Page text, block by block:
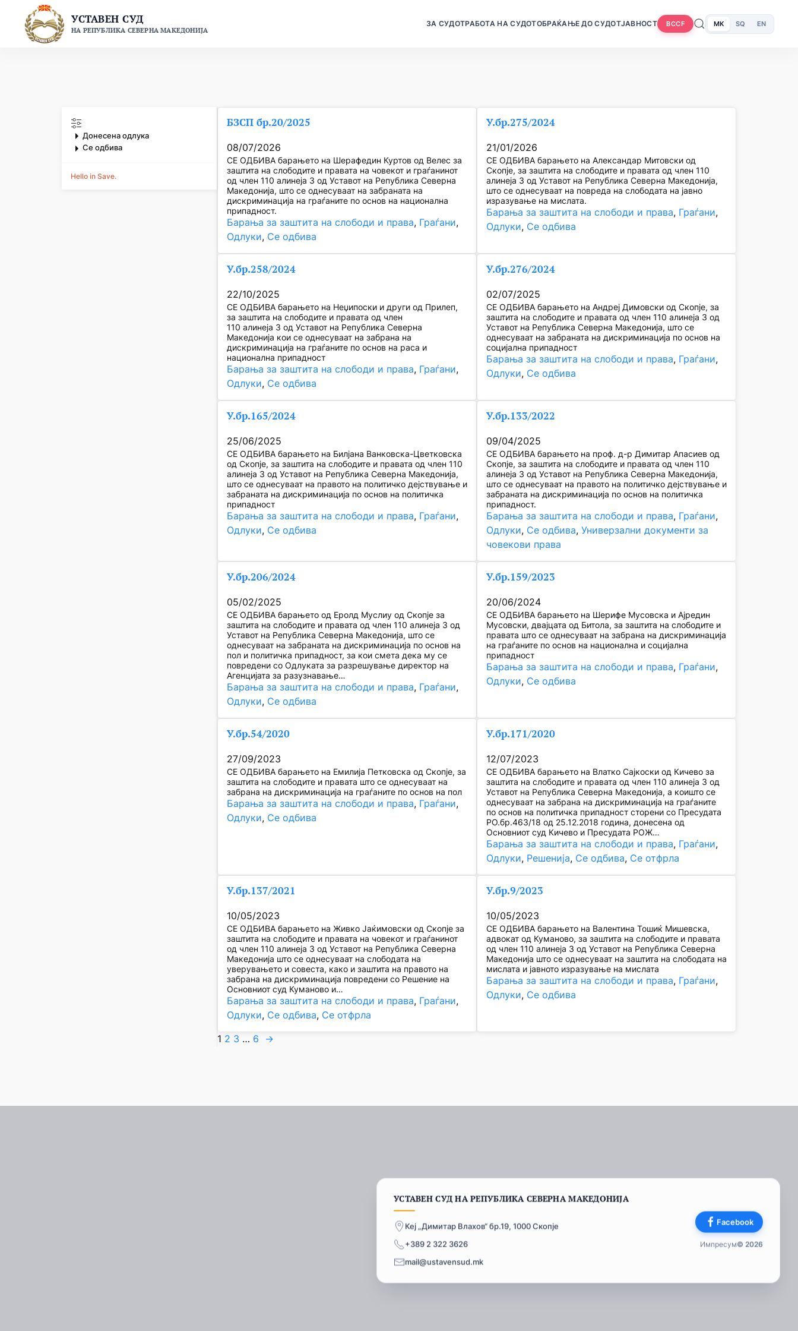
content
УСТАВЕН СУД
НА РЕПУБЛИКА СЕВЕРНА МАКЕДОНИЈА
ЗА СУДОТРАБОТА НА СУДОТОБРАЌАЊЕ ДО СУДОТЈАВНОСТ BCCF MK SQ EN
Донесена одлука
Се одбива
Hello in Save.
БЗСП бр.20/2025
08/07/2026
СЕ ОДБИВА барањето на Шерафедин Куртов од Велес за
заштита на слободите и правата на човекот и граѓанинот
од член 110 алинеја 3 од Уставот на Република Северна
Македонија, што се однесуваат на забраната на
дискриминација на граѓаните по основ на национална
припадност.
Барања за заштита на слободи и права, Граѓани
Одлуки, Се одбива
У.бр.275/2024
21/01/2026
СЕ ОДБИВА барањето на Александар Митовски од
Скопје, за заштита на слободите и правата од член 110
алинеја 3 од Уставот на Република Северна Македонија,
што се однесуваат на повреда на слободата на јавно
изразување на мислата.
Барања за заштита на слободи и права, Граѓани
Одлуки, Се одбива
У.бр.258/2024
22/10/2025
СЕ ОДБИВА барањето на Неџипоски и други од Прилеп,
за заштита на слободите и правата од член
110 алинеја 3 од Уставот на Република Северна
Македонија кои се однесуваат на забрана на
дискриминација на граѓаните по основ на раса и
национална припадност
Барања за заштита на слободи и права, Граѓани
Одлуки, Се одбива
У.бр.276/2024
02/07/2025
СЕ ОДБИВА барањето на Андреј Димовски од Скопје, за
заштита на слободите и правата од член 110 алинеја 3 од
Уставот на Република Северна Македонија, што се
однесуваат на забраната на дискриминација по основ на
социјална припадност
Барања за заштита на слободи и права, Граѓани
Одлуки, Се одбива
У.бр.165/2024
25/06/2025
СЕ ОДБИВА барањето на Билјана Ванковска-Цветковска
од Скопје, за заштита на слободите и правата од член 110
алинеја 3 од Уставот на Република Северна Македонија,
што се однесуваат на правото на политичко дејствување и
забраната на дискриминација по основ на политичка
припадност
Барања за заштита на слободи и права, Граѓани
Одлуки, Се одбива
У.бр.133/2022
09/04/2025
СЕ ОДБИВА барањето на проф. д-р Димитар Апасиев од
Скопје, за заштита на слободите и правата од член 110
алинеја 3 од Уставот на Република Северна Македонија,
што се однесуваат на правото на политичко дејствување и
забраната на дискриминација по основ на политичка
припадност.
Барања за заштита на слободи и права, Граѓани
Одлуки, Се одбива, Универзални документи за
човекови права
У.бр.206/2024
05/02/2025
СЕ ОДБИВА барањето од Еролд Муслиу од Скопје за
заштита на слободите и правата од член 110 алинеја 3 од
Уставот на Република Северна Македонија, што се
однесуваат на забраната на дискриминација по основ на
пол и политичка припадност, за кои смета дека му се
повредени со Одлуката за разрешување директор на
Агенцијата за разузнавање…
Барања за заштита на слободи и права, Граѓани
Одлуки, Се одбива
У.бр.159/2023
20/06/2024
СЕ ОДБИВА барањето на Шерифе Мусовска и Ајредин
Мусовски, двајцата од Битола, за заштита на слободите и
правата што се однесуваат на забрана на дискриминација
на граѓаните по основ на национална и социјална
припадност
Барања за заштита на слободи и права, Граѓани
Одлуки, Се одбива
У.бр.54/2020
27/09/2023
СЕ ОДБИВА барањето на Емилија Петковска од Скопје, за
заштита на слободите и правата што се однесуваат на
забрана на дискриминација на граѓаните по основ на пол
Барања за заштита на слободи и права, Граѓани
Одлуки, Се одбива
У.бр.171/2020
12/07/2023
СЕ ОДБИВА барањето на Влатко Сајкоски од Кичево за
заштита на слободите и правата од член 110 алинеја 3 од
Уставот на Република Северна Македонија, а коишто се
однесуваат на забрана на дискриминација на граѓаните
по основ на политичка припадност сторени со Пресудата
РО.бр.463/18 од 25.12.2018 година, донесена од
Основниот суд Кичево и Пресудата РОЖ…
Барања за заштита на слободи и права, Граѓани
Одлуки, Решенија, Се одбива, Се отфрла
У.бр.137/2021
10/05/2023
СЕ ОДБИВА барањето на Живко Јаќимовски од Скопје за
заштита на слободите и правата на човекот и граѓанинот
од член 110 алинеја 3 од Уставот на Република Северна
Македонија што се однесуваат на слободата на
уверувањето и совеста, како и заштита на правото на
забрана на дискриминација повредени со Решение на
Основниот суд Куманово и…
Барања за заштита на слободи и права, Граѓани
Одлуки, Се одбива, Се отфрла
У.бр.9/2023
10/05/2023
СЕ ОДБИВА барањето на Валентина Тошиќ Мишевска,
адвокат од Куманово, за заштита на слободите и правата
од член 110 алинеја 3 од Уставот на Република Северна
Македонија што се однесуваат на заштита на слободата на
мислата и јавното изразување на мислата
Барања за заштита на слободи и права, Граѓани
Одлуки, Се одбива
1 2 3 … 6 →
УСТАВЕН СУД НА РЕПУБЛИКА СЕВЕРНА МАКЕДОНИЈА
Кеј „Димитар Влахов“ бр.19, 1000 Скопје
+389 2 322 3626
mail@ustavensud.mk
Facebook
Импресум© 2026